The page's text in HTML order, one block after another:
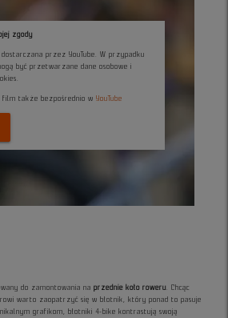
zgody
przez YouTube. W przypadku
być przetwarzane dane osobowe i
film także bezpośrednio w YouTube
do zamontowania naprzednie koło roweru
. Chcąc
warto zaopatrzyć się w błotnik, który ponad to pasuje
grafikom, błotniki 4-bike kontrastują swoją